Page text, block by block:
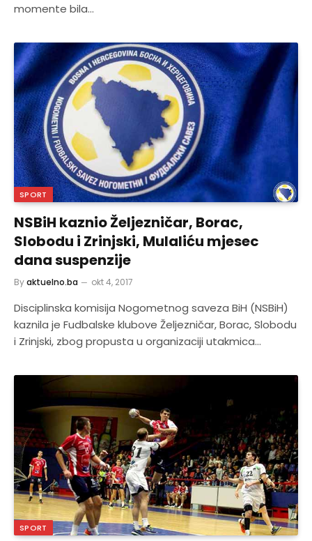
momente bila…
SPORT
NSBiH kaznio Željezničar, Borac,
Slobodu i Zrinjski, Mulaliću mjesec
dana suspenzije
Byaktuelno.ba okt 4, 2017
Disciplinska komisija Nogometnog saveza BiH (NSBiH)
kaznila je Fudbalske klubove Željezničar, Borac, Slobodu
i Zrinjski, zbog propusta u organizaciji utakmica…
SPORT